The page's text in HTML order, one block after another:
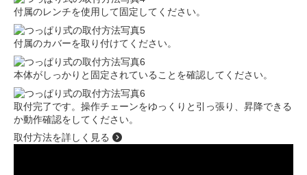
付属のレンチを使用して固定してください。
付属のカバーを取り付けてください。
本体がしっかりと固定されていることを確認してください。
取付完了です。操作チェーンをゆっくりと引っ張り、昇降できる
か動作確認をしてください。
取付方法を詳しく見る